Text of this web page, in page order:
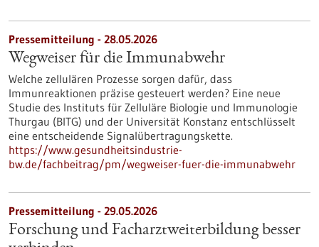
Pressemitteilung - 28.05.2026
Wegweiser für die Immunabwehr
Welche zellulären Prozesse sorgen dafür, dass
Immunreaktionen präzise gesteuert werden? Eine neue
Studie des Instituts für Zelluläre Biologie und Immunologie
Thurgau (BITG) und der Universität Konstanz entschlüsselt
eine entscheidende Signalübertragungskette.
https://www.gesundheitsindustrie-
bw.de/fachbeitrag/pm/wegweiser-fuer-die-immunabwehr
Pressemitteilung - 29.05.2026
Forschung und Facharztweiterbildung besser